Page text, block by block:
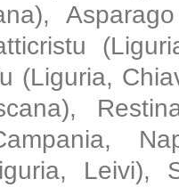
(Liguria,
Leivi),